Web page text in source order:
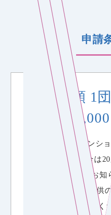
申請
応援金額 1
き
ただしマンシ
500戸以上の場合は
決定金額は都度お知
(物品などによる提供
でご了承く